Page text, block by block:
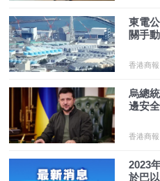
東電
關手
香港商報
烏總
邊安
香港商報
2023
於巴